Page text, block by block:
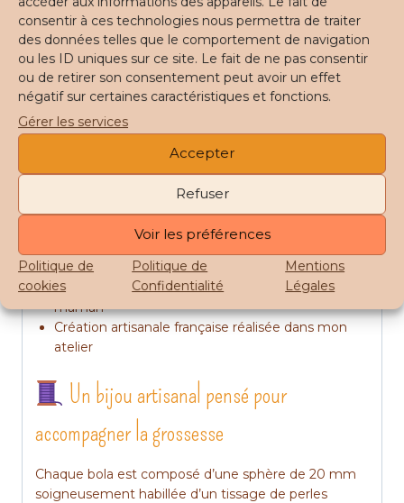
consentir à ces technologies nous permettra de traiter
des données telles que le comportement de navigation
ou les ID uniques sur ce site. Le fait de ne pas consentir
ou de retirer son consentement peut avoir un effet
négatif sur certaines caractéristiques et fonctions.
Gérer les services
Accepter
Refuser
Voir les préférences
Politique de
cookies
Politique de
Confidentialité
Mentions
Légales
et vert.
La finition « fleur » est visible sur le modèle bleu et
or.
Pourquoi choisir le bola de grossesse
LUNEA ?
Plus de 430 perles tissées une à une
Doux tintement apaisant pour bébé
Idée cadeau pleine de sens pour une future
maman
Création artisanale française réalisée dans mon
atelier
Un bijou artisanal pensé pour
accompagner la grossesse
Chaque bola est composé d’une sphère de 20 mm
soigneusement habillée d’un tissage de perles